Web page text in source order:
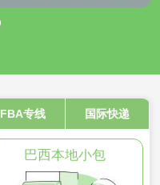
FBA专线 国际快递
巴西本地小包